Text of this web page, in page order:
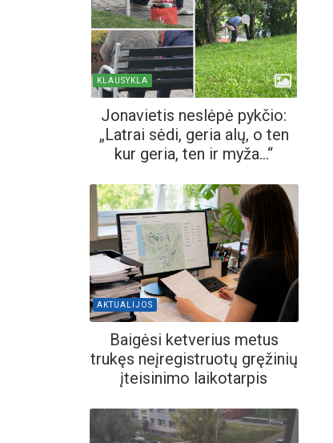
KLAUSYKLA
Jonavietis neslėpė pykčio:
„Latrai sėdi, geria alų, o ten
kur geria, ten ir myža...“
AKTUALIJOS
Baigėsi ketverius metus
trukęs neįregistruotų gręžinių
įteisinimo laikotarpis